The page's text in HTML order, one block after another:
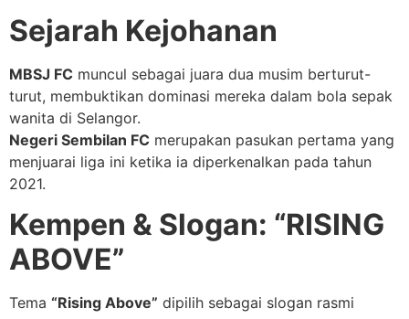
Sejarah Kejohanan
MBSJ FC muncul sebagai juara dua musim berturut-
turut, membuktikan dominasi mereka dalam bola sepak
wanita di Selangor.
Negeri Sembilan FC merupakan pasukan pertama yang
menjuarai liga ini ketika ia diperkenalkan pada tahun
2021.
Kempen & Slogan: “RISING
ABOVE”
Tema “Rising Above” dipilih sebagai slogan rasmi